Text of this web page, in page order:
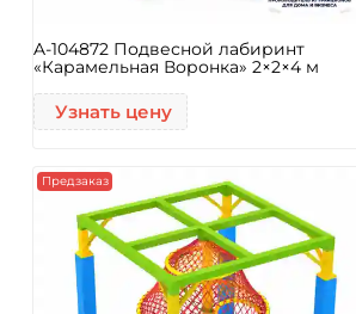
A-104872 Подвесной лабиринт
«Карамельная Воронка» 2×2×4 м
Узнать цену
Предзаказ